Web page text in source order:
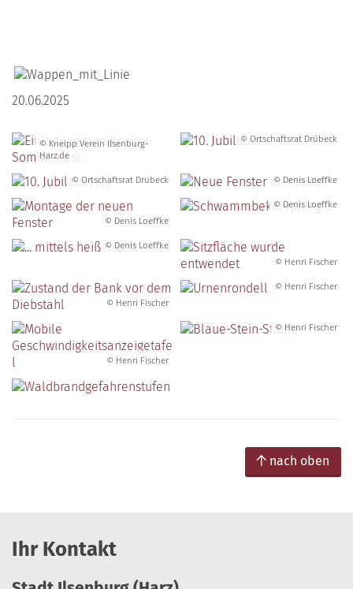
20.06.2025
© Kneipp Verein Ilsenburg-
Harz.de
© Ortschaftsrat Drübeck
© Ortschaftsrat Drübeck © Denis Loeffke
© Denis Loeffke
© Denis Loeffke
© Denis Loeffke
© Henri Fischer
© Henri Fischer
© Henri Fischer
© Henri Fischer
© Henri Fischer
nach oben
Ihr Kontakt